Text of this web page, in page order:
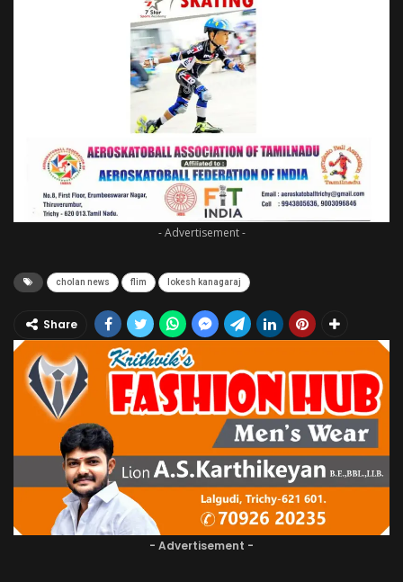
- Advertisement -
cholan news flim lokesh kanagaraj
Share
- Advertisement -